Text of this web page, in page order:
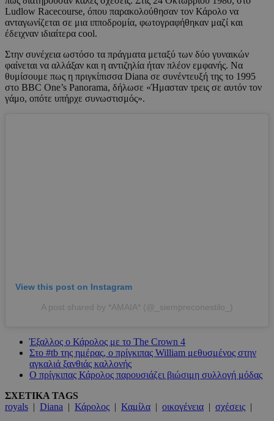
Ludlow Racecourse, όπου παρακολούθησαν τον Κάρολο να
ανταγωνίζεται σε μια ιπποδρομία, φωτογραφήθηκαν μαζί και
έδειχναν ιδιαίτερα cool.
Στην συνέχεια ωστόσο τα πράγματα μεταξύ των δύο γυναικών
φαίνεται να αλλάξαν και η αντιζηλία ήταν πλέον εμφανής. Να
θυμίσουμε πως η πριγκίπισσα Diana σε συνέντευξή της το 1995
στο BBC One’s Panorama, δήλωσε «Ήμασταν τρεις σε αυτόν τον
γάμο, οπότε υπήρχε συνωστισμός».
View this post on Instagram
A post shared by *AMAIA* (@_siempreconestilo_)
Έξαλλος ο Κάρολος με το The Crown 4
Στο #tb της ημέρας, ο πρίγκιπας William μεθυσμένος στην
αγκαλιά ξανθιάς καλλονής
Ο πρίγκιπας Κάρολος παρουσιάζει βιώσιμη συλλογή μόδας
ΣΧΕΤΙΚΑ TAGS
royals | Diana | Κάρολος | Καμίλα | οικογένεια | σχέσεις |